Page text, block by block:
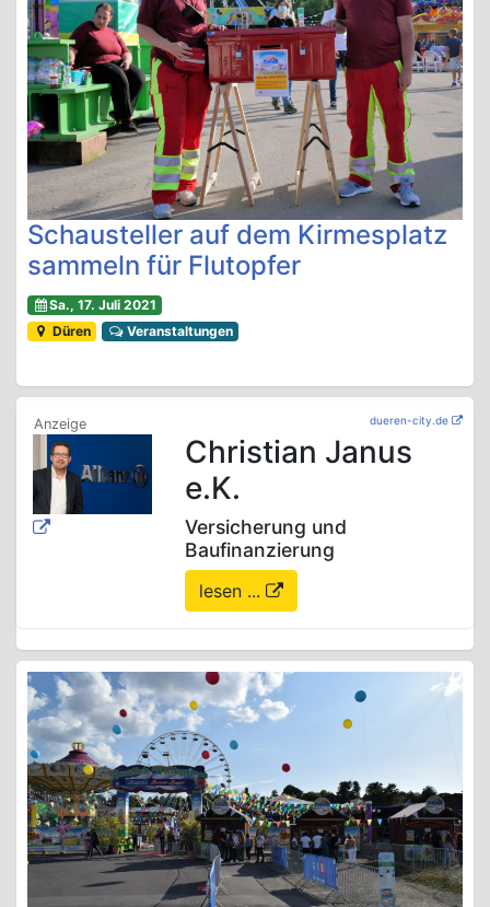
Schausteller auf dem Kirmesplatz
sammeln für Flutopfer
Sa., 17. Juli 2021
Düren
Veranstaltungen
dueren-city.de
Christian Janus
e.K.
Versicherung und
Baufinanzierung
lesen ...